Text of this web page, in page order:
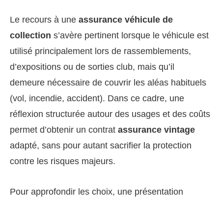
Le recours à une assurance véhicule de
collection s’avère pertinent lorsque le véhicule est
utilisé principalement lors de rassemblements,
d’expositions ou de sorties club, mais qu’il
demeure nécessaire de couvrir les aléas habituels
(vol, incendie, accident). Dans ce cadre, une
réflexion structurée autour des usages et des coûts
permet d’obtenir un contrat assurance vintage
adapté, sans pour autant sacrifier la protection
contre les risques majeurs.
Pour approfondir les choix, une présentation